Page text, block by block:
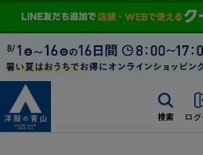
検索 ロ